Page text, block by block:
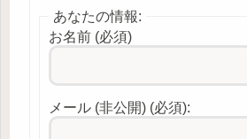
あなたの情報:
お名前 (必須)
メール (非公開) (必須):